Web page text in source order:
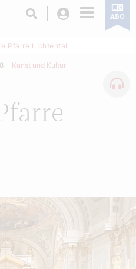
Login ABO
Pfarre Lichtental
Kunst und Kultur